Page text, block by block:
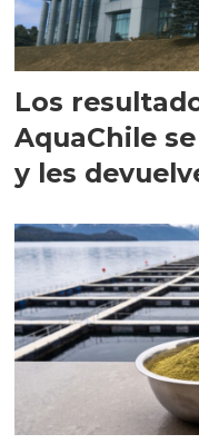
Los
AquaChile
y les